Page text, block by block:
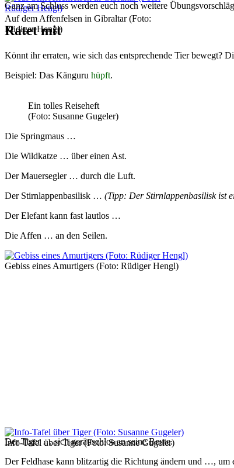
Auf dem Affenfelsen in Gibraltar (Foto:
Rüdiger Hengl)
Ganz am Schluss werden euch noch weitere
Ratet mit
Könnt ihr erraten, wie sich das entsprechende Tier bewegt?
Beispiel: Das Känguru hüpft.
Ein tolles Reiseheft
(Foto: Susanne Gugeler)
Die Springmaus …
Die Wildkatze … über einen Ast.
Der Mauersegler … durch die Luft.
Der Stirnlappenbasilisk … (Tipp: Der Stirnlappenbasilisk ist
Der Elefant kann fast lautlos …
Die Affen … an den Seilen.
Gebiss eines Amurtigers (Foto: Rüdiger Hengl)
Info-Tafel über Tiger (Foto: Susanne Gugeler)
Der Tiger … sich geräuschlos an seine Beute.
Der Feldhase kann blitzartig die Richtung ändern und …, um